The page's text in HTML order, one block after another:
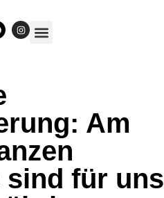
Am
für uns